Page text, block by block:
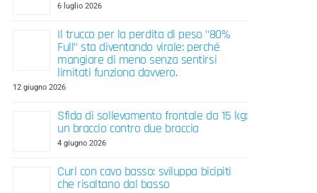
6 luglio 2026
Il trucco per la perdita di peso "80%
Full" sta diventando virale: perché
mangiare di meno senza sentirsi
limitati funziona davvero.
12 giugno 2026
Sfida di sollevamento frontale da 15 kg:
un braccio contro due braccia
4 giugno 2026
Curl con cavo basso: sviluppa bicipiti
che risaltano dal basso